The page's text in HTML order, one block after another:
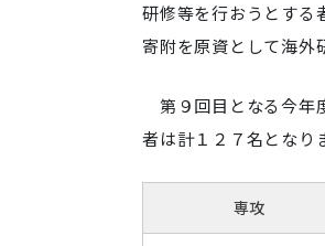
研修等を行おうとする
寄附を原資として海外
第９回目となる今年
者は計１２７名となり
専攻